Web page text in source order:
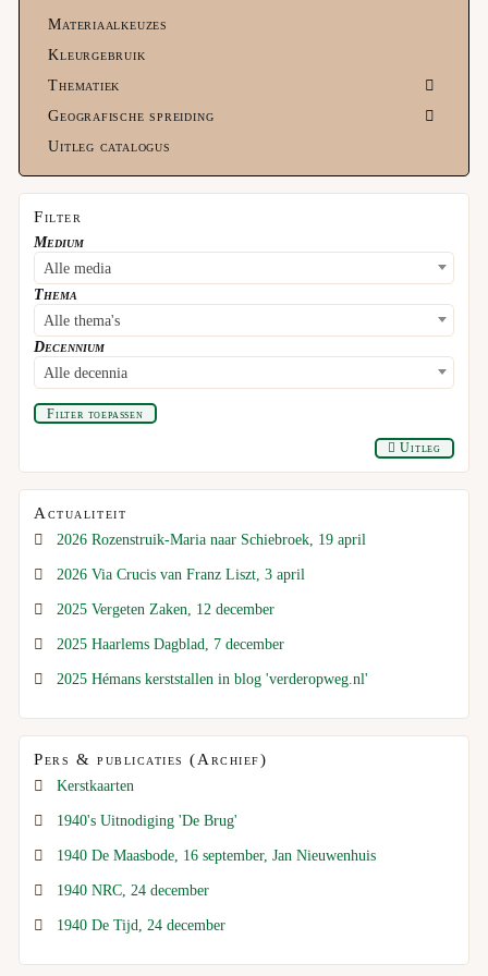
Materiaalkeuzes
Kleurgebruik
Thematiek
Geografische spreiding
Uitleg catalogus
Filter
Medium
Alle media
Thema
Alle thema's
Decennium
Alle decennia
Filter toepassen
Uitleg
Actualiteit
2026 Rozenstruik-Maria naar Schiebroek, 19 april
2026 Via Crucis van Franz Liszt, 3 april
2025 Vergeten Zaken, 12 december
2025 Haarlems Dagblad, 7 december
2025 Hémans kerststallen in blog 'verderopweg.nl'
Pers & publicaties (Archief)
Kerstkaarten
1940's Uitnodiging 'De Brug'
1940 De Maasbode, 16 september, Jan Nieuwenhuis
1940 NRC, 24 december
1940 De Tijd, 24 december